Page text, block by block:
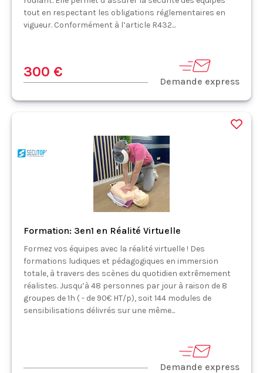
tout en respectant les obligations réglementaires en
vigueur. Conformément à l’article R432...
300 €
Demande express
Formation: 3en1 en Réalité Virtuelle
Formez vos équipes avec la réalité virtuelle ! Des
formations ludiques et pédagogiques en immersion
totale, à travers des scènes du quotidien extrêmement
réalistes. Jusqu’à 48 personnes par jour à raison de 8
groupes de 1h ( - de 90€ HT/p), soit 144 modules de
sensibilisations délivrés sur une même...
Demande express